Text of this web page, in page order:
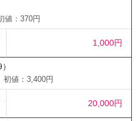
値：370円
1,000円
初値：3,400円
20,000円